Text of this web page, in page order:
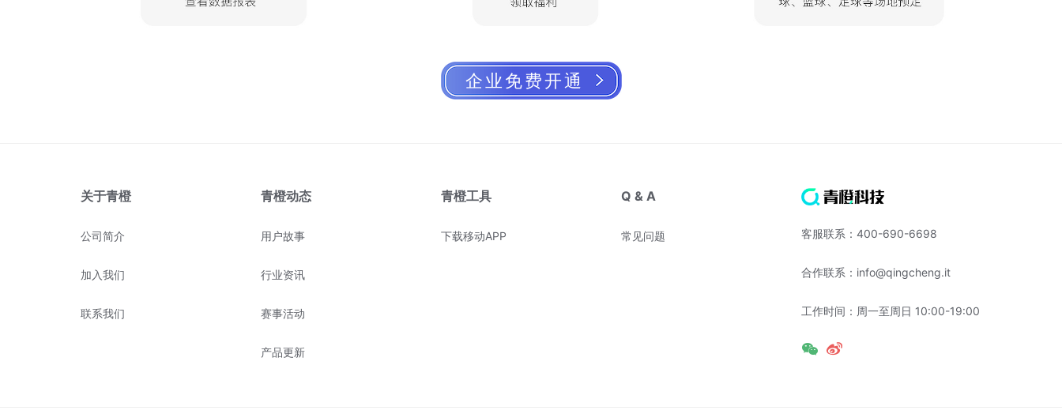
企业免费开通
关于青橙
公司简介
加入我们
联系我们
青橙动态
用户故事
行业资讯
赛事活动
产品更新
青橙工具
下载移动APP
Q & A
常见问题 客服联系：400-690-6698
合作联系：info@qingcheng.it
工作时间：周一至周日 10:00-19:00